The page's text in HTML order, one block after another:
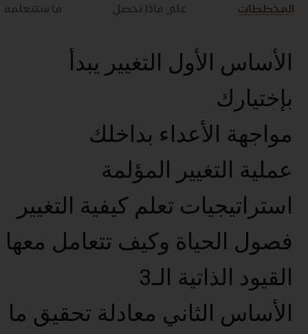
المخططات علي ماذا تحصل ما ستتعلمه
الأساس الأول التغيير يبدأ
بإختيارك
مواجهة الأعداء بداخلك
عملية التغيير المؤلمة
استراتيجيات تعلم كيفية التغيير
فصول الحياة وكيف تتعامل معها
القيود الذاتية الـ3
الأساس الثاني معادلة تحقيق ما